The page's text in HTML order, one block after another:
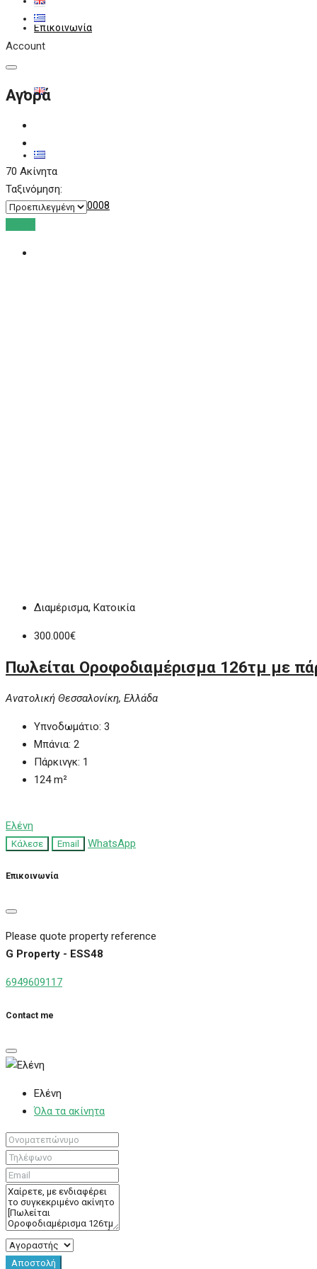
Επικοινωνία
+30 6909280008
Account
Αγορά
70 Ακίνητα
Ταξινόμηση:
Διαμέρισμα, Κατοικία
300.000€
Πωλείται Οροφοδιαμέρισμα 126τμ με
Ανατολική Θεσσαλονίκη, Ελλάδα
Υπνοδωμάτιο: 3
Μπάνια: 2
Πάρκινγκ: 1
124 m²
Ελένη
Κάλεσε Email WhatsApp
Επικοινωνία
Please quote property reference
G Property - ESS48
6949609117
Contact me
Ελένη
Όλα τα ακίνητα
Αποστολή